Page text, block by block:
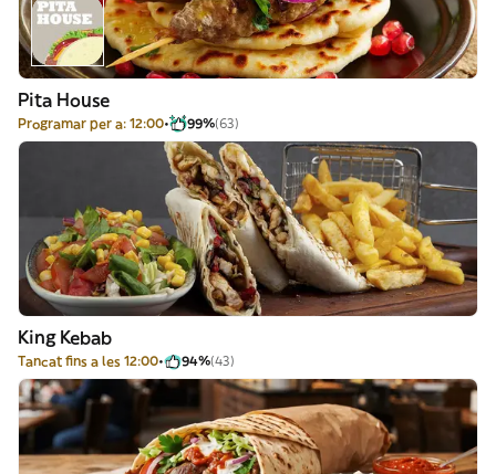
Pita House
Programar per a: 12:00 99%(63)
King Kebab
Tancat fins a les 12:00 94%(43)